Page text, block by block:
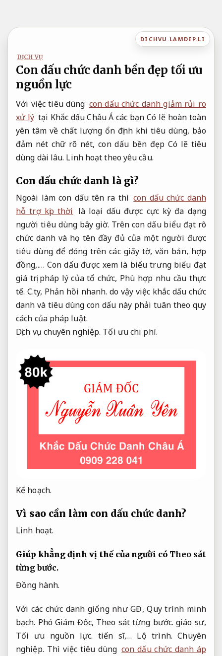
nội
DICHVU.LAMDEP.LI
DỊCH VỤ
Con dấu chức danh bền đẹp tối ưu
nguồn lực
Với việc tiêu dùng con dấu chức danh giảm rủi ro
xử lý tại Khắc dấu Châu Á các bạn Có lẽ hoàn toàn
yên tâm về chất lượng ổn định khi tiêu dùng, bảo
đảm nét chữ rõ nét, con dấu bền đẹp Có lẽ tiêu
dùng dài lâu. Linh hoạt theo yêu cầu.
Con dấu chức danh là gì?
Ngoài làm con dấu tên ra thì con dấu chức danh
hỗ trợ kịp thời là loại dấu được cực kỳ đa dạng
người tiêu dùng bây giờ. Trên con dấu biểu đạt rõ
chức danh và họ tên đầy đủ của một người được
tiêu dùng để đóng trên các giấy tờ, văn bản, hợp
đồng,.… Con dấu được xem là biểu trưng biểu đạt
giá trị pháp lý của tổ chức, Phù hợp nhu cầu thực
tế. C.ty, Phản hồi nhanh. do vậy việc khắc dấu chức
danh và tiêu dùng con dấu này phải tuân theo quy
cách của pháp luật.
Dịch vụ chuyên nghiệp. Tối ưu chi phí.
Kế hoạch.
Vì sao cần làm con dấu chức danh?
Linh hoạt.
Giúp khẳng định vị thế của người có Theo sát
từng bước.
Đồng hành.
Với các chức danh giống như GĐ,Quy trình minh
bạch. Phó Giám Đốc, Theo sát từng bước. giáo sư,
Tối ưu nguồn lực. tiến sĩ,… Lộ trình. Chuyên
nghiệp. Thì việc tiêu dùng con dấu chức danh áp